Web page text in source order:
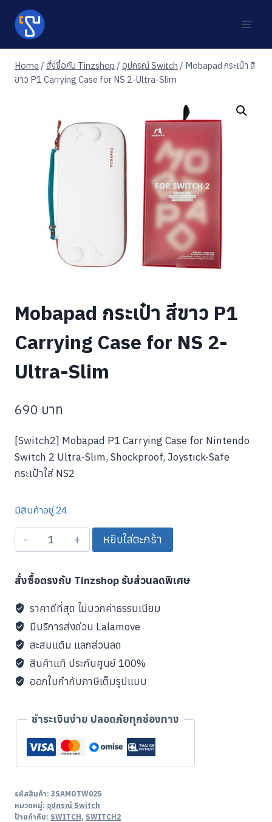
content
Home / สั่งซื้อกับ Tinzshop / อุปกรณ์ Switch / Mobapad กระเป๋า สี
ขาว P1 Carrying Case for NS 2-Ultra-Slim
Mobapad กระเป๋า สีขาว P1
Carrying Case for NS 2-
Ultra-Slim
690 บาท
[Switch2] Mobapad P1 Carrying Case for Nintendo
Switch 2 Ultra-Slim, Shockproof, Joystick-Safe
กระเป๋าใส่ NS2
มีสินค้าอยู่ 24
จำนวน
Mobapad
สี
ขาว
Carrying
Case
for
NS
Ultra-
ชิ้น
หยิบใส่ตะกร้า
สั่งซื้อตรงกับ Tinzshop รับส่วนลดพิเศษ
ราคาดีที่สุด ไม่บวกค่าธรรมเนียม
มีบริการส่งด่วน Lalamove
สะสมแต้ม แลกส่วนลด
สินค้าแท้ ประกันศูนย์ 100%
ออกใบกำกับภาษีเต็มรูปแบบ
ชำระเงินง่าย ปลอดภัยทุกช่องทาง
รหัสสินค้า: 3SAMOTW025
หมวดหมู่: อุปกรณ์ Switch
ป้ายกำกับ: SWITCH, SWITCH2